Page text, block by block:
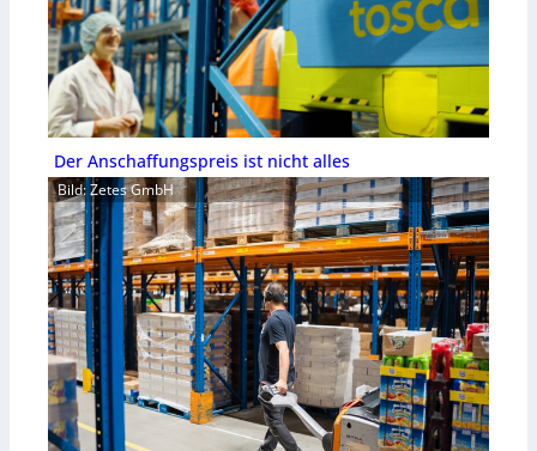
Der Anschaffungspreis ist nicht alles
Bild: Zetes GmbH